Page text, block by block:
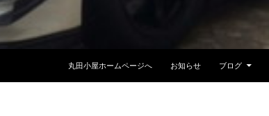
丸田小屋ホームページへ お知らせ ブログ